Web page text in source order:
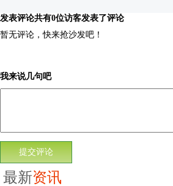
发表评论共有0位访客发表了评论
暂无评论，快来抢沙发吧！
我来说几句吧
最新资讯